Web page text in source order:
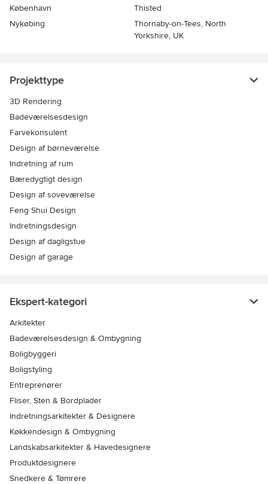
København
Thisted
Nykøbing
Thornaby-on-Tees, North
Yorkshire, UK
Projekttype
3D Rendering
Badeværelsesdesign
Farvekonsulent
Design af børneværelse
Indretning af rum
Bæredygtigt design
Design af soveværelse
Feng Shui Design
Indretningsdesign
Design af dagligstue
Design af garage
Ekspert-kategori
Arkitekter
Badeværelsesdesign & Ombygning
Boligbyggeri
Boligstyling
Entreprenører
Fliser, Sten & Bordplader
Indretningsarkitekter & Designere
Køkkendesign & Ombygning
Landskabsarkitekter & Havedesignere
Produktdesignere
Snedkere & Tømrere